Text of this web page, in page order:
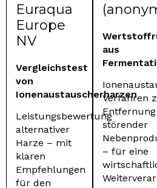
Euraqua
Europe
NV
Vergleichstest
von
Ionenaustauscherharzen
Leistungsbewertung
alternativer
Harze – mit
klaren
Empfehlungen
für den
aus
Verfahren
Entfernung
störender
– für eine